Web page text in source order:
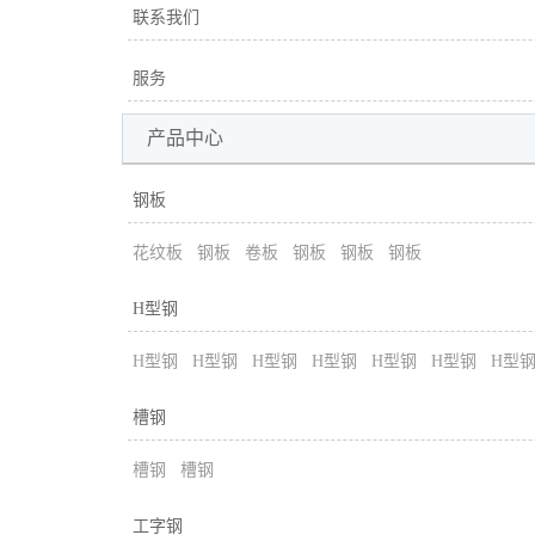
联系我们
服务
产品中心
钢板
花纹板 钢板 卷板 钢板 钢板 钢板
H型钢
H型钢 H型钢 H型钢 H型钢 H型钢 H型钢 H型钢
槽钢
槽钢 槽钢
工字钢